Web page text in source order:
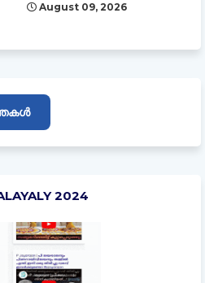
August 09, 2026
2024